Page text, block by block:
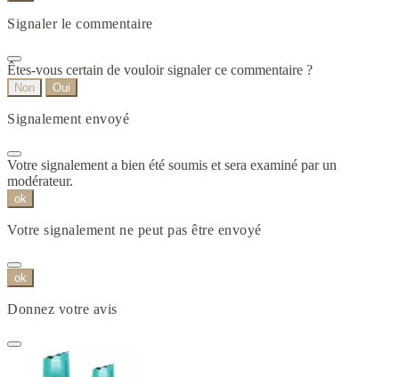
Signaler le commentaire
Êtes-vous certain de vouloir signaler ce commentaire ?
Non Oui
Signalement envoyé
Votre signalement a bien été soumis et sera examiné par un
modérateur.
ok
Votre signalement ne peut pas être envoyé
ok
Donnez votre avis